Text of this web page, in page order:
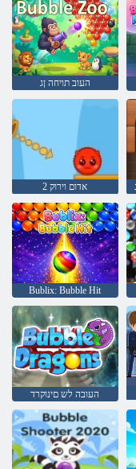
העוב תויחה ןג
אדום וירוק 2
Bublix: Bubble Hit
העובה לש םינוקרד